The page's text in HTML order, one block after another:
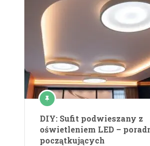
DIY: Sufit podwieszany z
oświetleniem LED –
początkujących